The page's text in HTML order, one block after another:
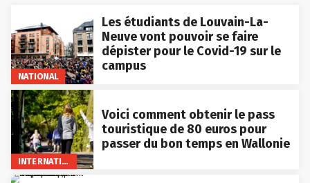
NATIONAL
Les étudiants de Louvain-La-
Neuve vont pouvoir se faire
dépister pour le Covid-19 sur le
campus
INTERNATIONAL
Voici comment obtenir le pass
touristique de 80 euros pour
passer du bon temps en Wallonie